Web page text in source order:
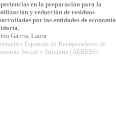
en la preparación para la
y reducción de residuos
por las entidades de economía
García, Laura
Española de Recuperadores de
Social y Solidaria (AERESS)
...